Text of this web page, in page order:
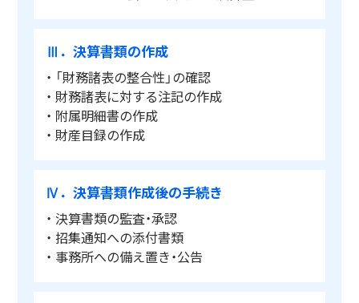
Ⅲ．決算書類の作成
・ 「財務諸表の整合性」の確認
・ 財務諸表に対する注記の作成
・ 附属明細書の作成
・ 財産目録の作成
Ⅳ．決算書類作成後の手続き
・ 決算書類の監査・承認
・ 招集通知への添付書類
・ 事務所への備え置き・公告